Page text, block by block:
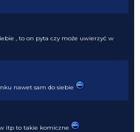
, to on pyta czy może uwierzyć w
nawet sam do siebie
itp to takie komiczne